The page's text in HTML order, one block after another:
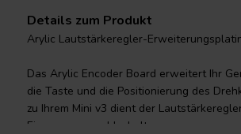
Details zum Produkt
Arylic Lautstärkeregler-
Das Arylic Encoder Board erweitert Ihr
die Taste und die Positionierung des
zu Ihrem Mini v3 dient der
Eingangsauswahlschalter.